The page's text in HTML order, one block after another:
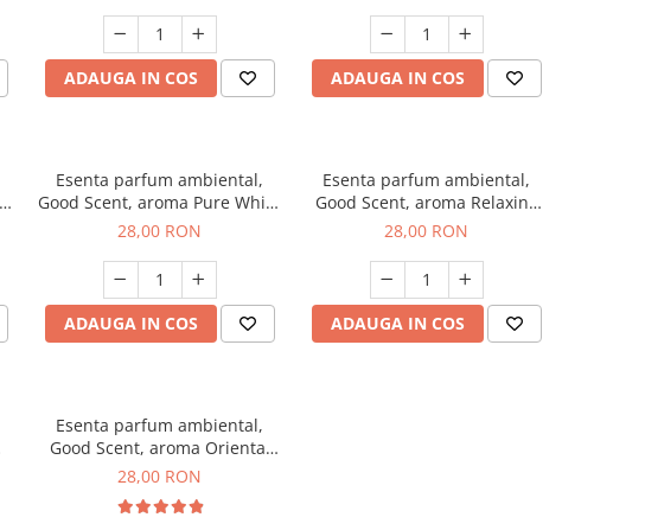
ADAUGA IN COS ADAUGA IN COS
Esenta parfum ambiental,
Good Scent, aroma Pure White
Musc, 20 g
28,00 RON
ADAUGA IN COS
Esenta parfum ambiental,
Good Scent, aroma Relaxing
Lavender, 20 g
28,00 RON
ADAUGA IN COS
Esenta parfum ambiental,
Good Scent, aroma Oriental
Amber, 20 g
28,00 RON